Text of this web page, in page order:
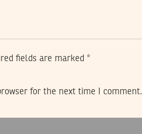
fields are marked*
for the next time I comment.